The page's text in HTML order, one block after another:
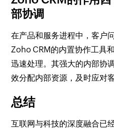
部协调
在产品和服务进程中，客户
Zoho CRM的内置协作工具
迅速处理。其强大的内部协
效分配内部资源，及时应对
总结
互联网与科技的深度融合已